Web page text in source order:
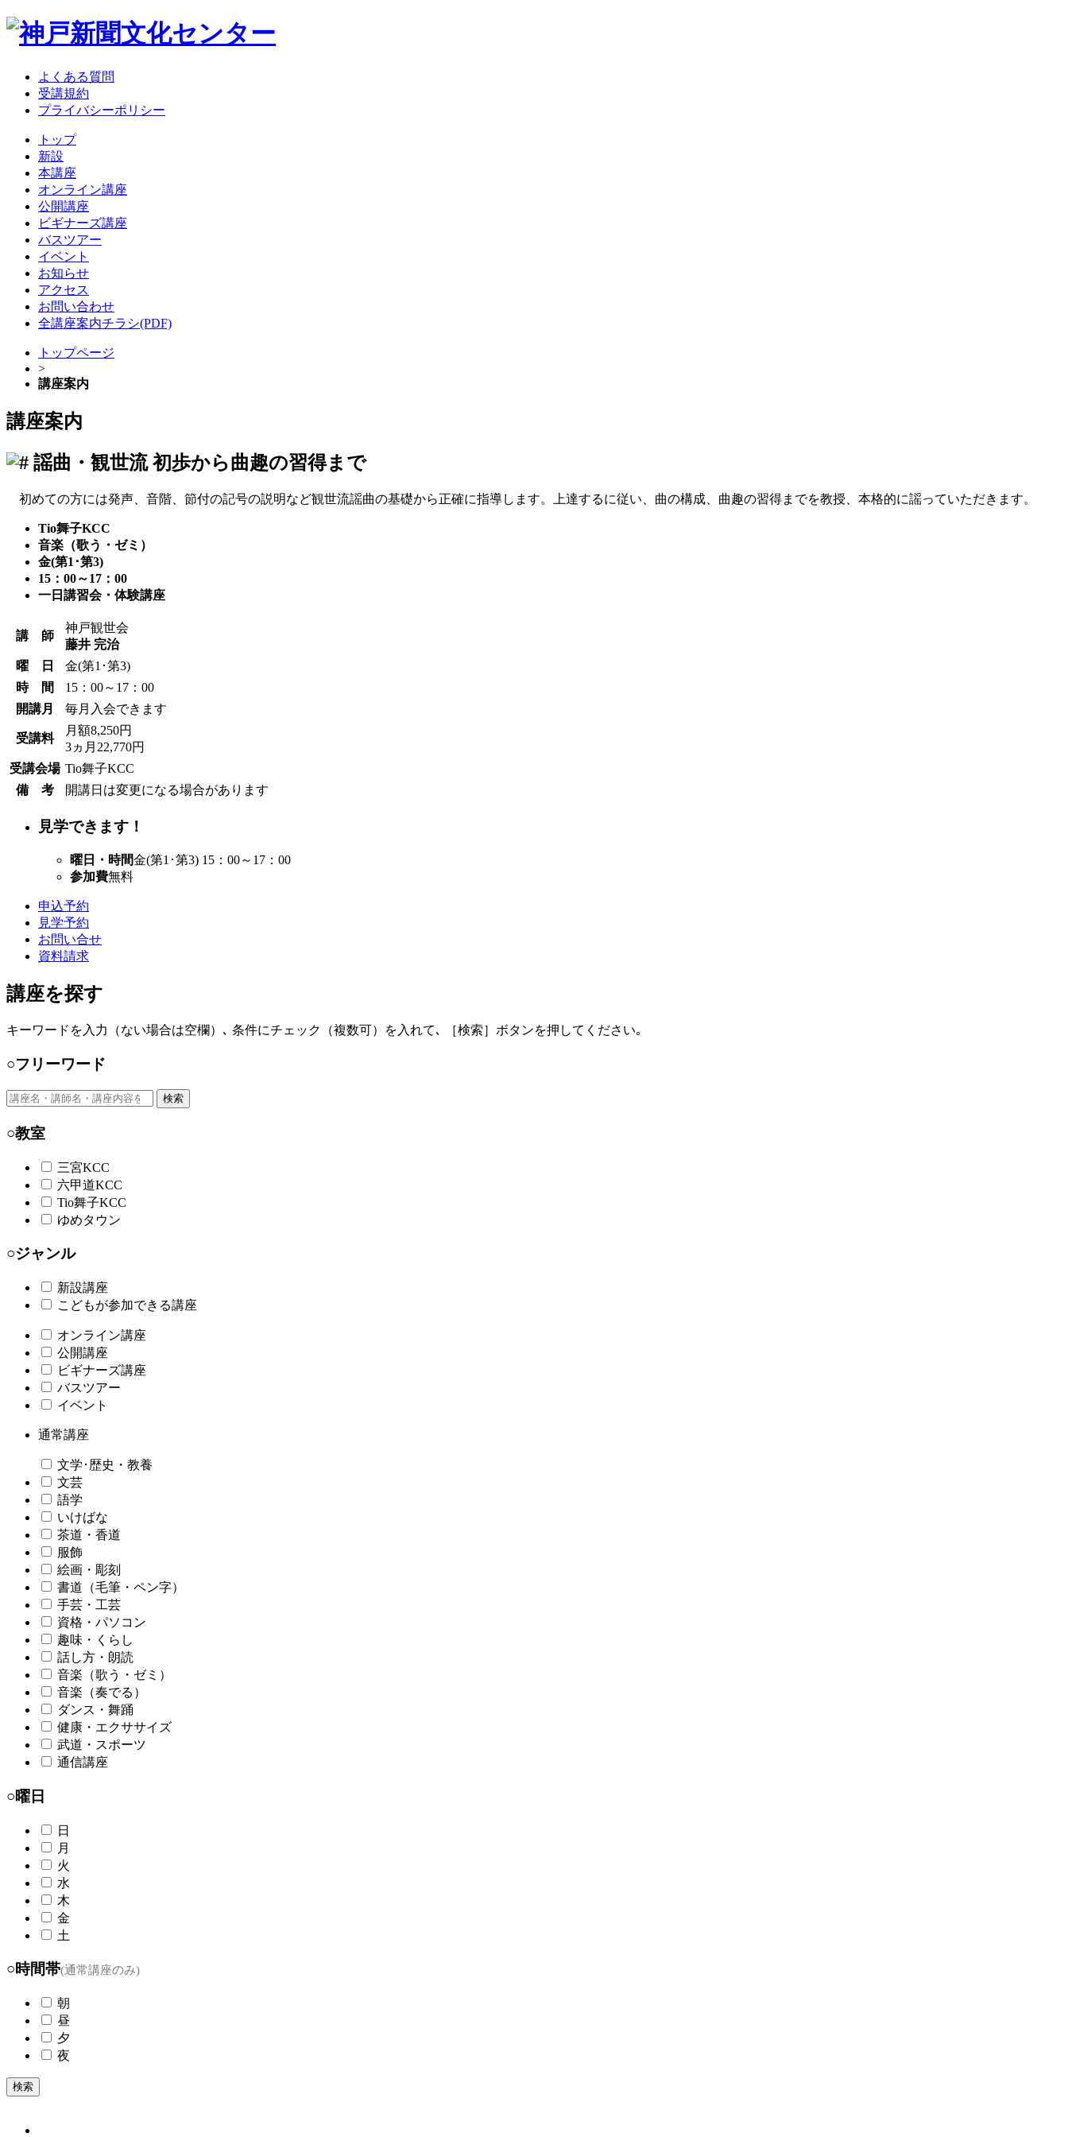
よくある質問
受講規約
プライバシーポリシー
トップ
新設
本講座
オンライン講座
公開講座
ビギナーズ講座
バスツアー
イベント
お知らせ
アクセス
お問い合わせ
全講座案内チラシ(PDF)
トップページ
>
講座案内
講座案内
謡曲・観世流初歩から曲趣の習得まで
初めての方には発声、音階、節付の記号の説明など観世流謡曲の基礎から正確に指導します。上達するに従い、曲の構成、曲趣の習得までを教授、本格的に謡っていただきます。
Tio舞子KCC
音楽（歌う・ゼミ）
金(第1･第3)
15：00～17：00
一日講習会・体験講座
講 師
神戸観世会
藤井 完治
曜 日
金(第1･第3)
時 間
15：00～17：00
開講月
毎月入会できます
受講料
月額8,250円
3ヵ月22,770円
受講会場 Tio舞子KCC
備 考
開講日は変更になる場合があります
見学できます！
曜日・時間金(第1･第3) 15：00～17：00
参加費無料
申込予約
見学予約
お問い合せ
資料請求
講座を探す
キーワードを入力（ない場合は空欄）､ 条件にチェック（複数可）を入れて､ ［検索］ボタンを押してください｡
○フリーワード
検索
○教室
三宮KCC
六甲道KCC
Tio舞子KCC
ゆめタウン
○ジャンル
新設講座
こどもが参加できる講座
オンライン講座
公開講座
ビギナーズ講座
バスツアー
イベント
通常講座
文学･歴史・教養
文芸
語学
いけばな
茶道・香道
服飾
絵画・彫刻
書道（毛筆・ペン字）
手芸・工芸
資格・パソコン
趣味・くらし
話し方・朗読
音楽（歌う・ゼミ）
音楽（奏でる）
ダンス・舞踊
健康・エクササイズ
武道・スポーツ
通信講座
○曜日
日
月
火
水
木
金
土
○時間帯(通常講座のみ)
朝
昼
夕
夜
検索